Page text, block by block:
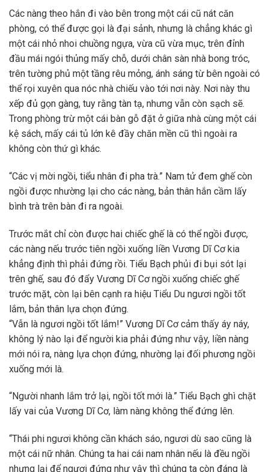
Các nàng theo hắn đi vào bên trong một cái cũ nát căn
phòng, có thể được gọi là đại sảnh, nhưng là chẳng khác gì
một cái nhỏ nhoi chuồng ngựa, vừa cũ vừa mục, trên đỉnh
đầu mái ngói thủng mấy chỗ, dưới chân sàn nhà bong tróc,
trên tường phủ một tầng rêu mỏng, ánh sáng từ bên ngoài có
thể rọi xuyên qua nóc nhà chiếu vào tới nơi này. Nơi này thu
xếp đủ gọn gàng, tuy rằng tàn tạ, nhưng vẫn còn sạch sẽ.
Trong phòng trừ một cái bàn gỗ đặt ở giữa nhà cùng một cái
kệ sách, mấy cái tủ lớn kê đầy chăn mền cũ thì ngoài ra
không còn thứ gì khác.
“Các vị mời ngồi, tiểu nhân đi pha trà.” Nam tử đem ghế còn
ngồi được nhường lại cho các nàng, bản thân hắn cầm lấy
bình trà trên bàn đi ra ngoài.
Trước mắt chỉ còn được hai chiếc ghế là có thể ngồi được,
các nàng nếu trước tiên ngồi xuống liền Vương Dĩ Cơ kia
khẳng định thì phải đứng rồi. Tiểu Bạch phủi đi bụi sót lại
trên ghế, sau đó đẩy Vương Dĩ Cơ ngồi xuống chiếc ghế
trước mặt, còn lại bên cạnh ra hiệu Tiểu Du ngươi ngồi tốt
lắm, bản thân lựa chọn đứng.
“Vẫn là ngươi ngồi tốt lắm!” Vương Dĩ Cơ cảm thấy áy náy,
không lý nào lại để người kia phải đứng như vậy, liền nàng
mới nói ra, nàng lựa chọn đứng, nhường lại đối phương ngồi
xuống mới là.
“Người nhanh lắm trở lại, ngồi tốt mới là.” Tiểu Bạch ghì chặt
lấy vai của Vương Dĩ Cơ, làm nàng không thể đứng lên.
“Thái phi ngươi không cần khách sáo, ngươi dù sao cũng là
một cái nữ nhân. Chúng ta hai cái nam nhân nếu là đều ngồi
nhưng lại để ngươi đứng như vậy thì chúng ta còn đáng là